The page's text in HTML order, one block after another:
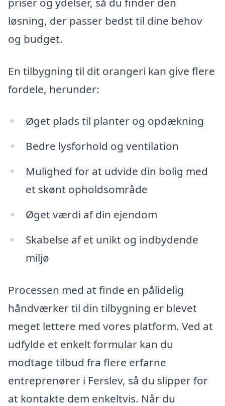
løsning, der passer bedst til dine behov
og budget.
En tilbygning til dit orangeri kan give flere
fordele, herunder:
Øget plads til planter og opdækning
Bedre lysforhold og ventilation
Mulighed for at udvide din bolig med
et skønt opholdsområde
Øget værdi af din ejendom
Skabelse af et unikt og indbydende
miljø
Processen med at finde en pålidelig
håndværker til din tilbygning er blevet
meget lettere med vores platform. Ved at
udfylde et enkelt formular kan du
modtage tilbud fra flere erfarne
entreprenører i Ferslev, så du slipper for
at kontakte dem enkeltvis. Når du